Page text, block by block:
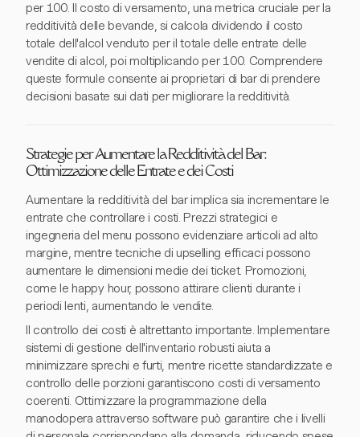
per 100. Il costo di versamento, una metrica cruciale per la
redditività delle bevande, si calcola dividendo il costo
totale dell'alcol venduto per il totale delle entrate delle
vendite di alcol, poi moltiplicando per 100. Comprendere
queste formule consente ai proprietari di bar di prendere
decisioni basate sui dati per migliorare la redditività.
Strategie per Aumentare la Redditività del Bar:
Ottimizzazione delle Entrate e dei Costi
Aumentare la redditività del bar implica sia incrementare le
entrate che controllare i costi. Prezzi strategici e
ingegneria del menu possono evidenziare articoli ad alto
margine, mentre tecniche di upselling efficaci possono
aumentare le dimensioni medie dei ticket. Promozioni,
come le happy hour, possono attirare clienti durante i
periodi lenti, aumentando le vendite.
Il controllo dei costi è altrettanto importante. Implementare
sistemi di gestione dell'inventario robusti aiuta a
minimizzare sprechi e furti, mentre ricette standardizzate e
controllo delle porzioni garantiscono costi di versamento
coerenti. Ottimizzare la programmazione della
manodopera attraverso software può garantire che i livelli